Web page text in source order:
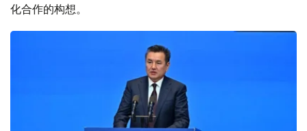
化合作的构想。